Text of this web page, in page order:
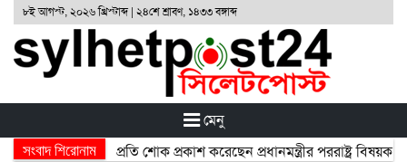
৮ই আগস্ট, ২০২৬ খ্রিস্টাব্দ | ২৪শে শ্রাবণ, ১৪৩৩ বঙ্গাব্দ
মেনু
সংবাদ শিরোনাম
নিহতদের প্রতি শোক প্রকাশ করেছেন প্রধানমন্ত্রীর পররাষ্ট্র বিষয়ক